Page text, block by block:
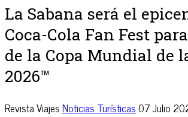
La Sabana será el
Coca-Cola Fan Fest
de la Copa Mundial de
2026™
Revista ViajesNoticias Turísticas07 Julio